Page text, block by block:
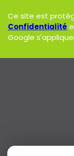
Ce site est
Confidentialité
Google